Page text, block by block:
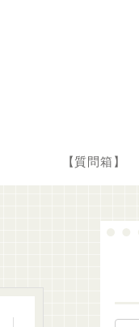
【質問箱】